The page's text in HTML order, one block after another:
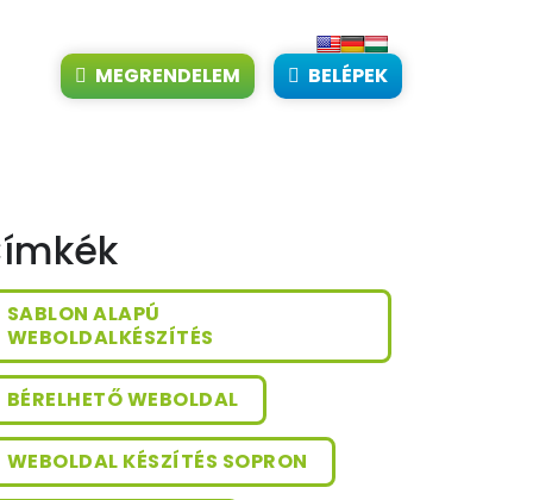
MEGRENDELEM BELÉPEK
SABLON ALAPÚ
WEBOLDALKÉSZÍTÉS
BÉRELHETŐ WEBOLDAL
WEBOLDAL KÉSZÍTÉS SOPRON